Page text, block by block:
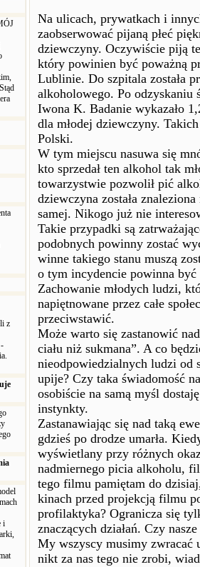
z
i
Na ulicach, prywatkach i
zaobserwować pijaną płeć
dziewczyny. Oczywiście piją
który powinien być poważną
Lublinie. Do szpitala została
alkoholowego. Po odzyskaniu
Iwona K. Badanie wykazało
dla młodej dziewczyny.
Polski.
W tym miejscu nasuwa się
kto sprzedał ten alkohol tak
towarzystwie pozwolił pić
dziewczyna została
samej. Nikogo już nie
Takie przypadki są
podobnych powinny zostać
winne takiego stanu muszą
o tym incydencie powinna być
Zachowanie młodych ludzi,
napiętnowane przez całe
przeciwstawić.
Może warto się zastanowić
ciału niż sukmana”. A co
nieodpowiedzialnych ludzi od
upije? Czy taka świadomość
osobiście na samą myśl
instynkty.
Zastanawiając się nad taką
gdzieś po drodze umarła.
wyświetlany przy różnych
nadmiernego picia alkoholu,
tego filmu pamiętam do
kinach przed projekcją filmu
profilaktyka? Ogranicza się
znaczących działań. Czy
My wszyscy musimy zwracać
nikt za nas tego nie zrobi,